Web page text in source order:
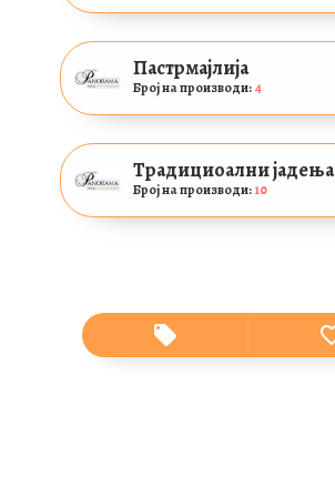
Пастрмајлија
Број на производи:4
Традициоални јадења
Број на производи:10